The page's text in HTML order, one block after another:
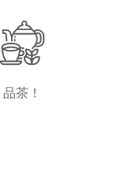
品茶！